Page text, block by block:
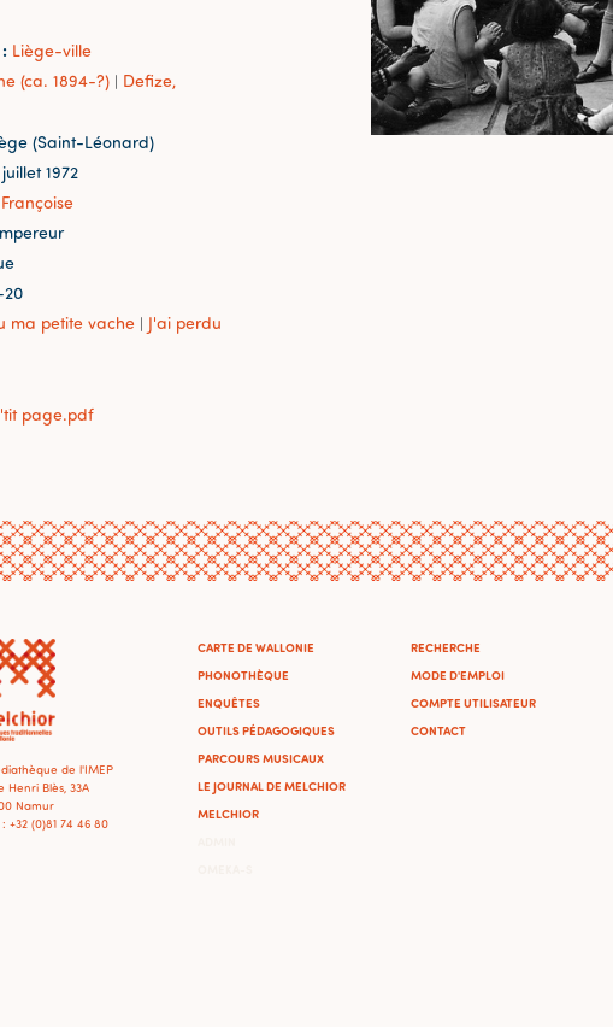
Liège-ville
(ca. 1894-?) | Defize,
(Saint-Léonard)
juillet 1972
20
ma petite vache | J'ai perdu
page.pdf
de l'IMEP
Henri Blès, 33A
Namur
: +32 (0)81 74 46 80
CARTE DE WALLONIE
PHONOTHÈQUE
ENQUÊTES
OUTILS PÉDAGOGIQUES
PARCOURS MUSICAUX
LE JOURNAL DE MELCHIOR
MELCHIOR
RECHERCHE
MODE D'EMPLOI
COMPTE UTILISATEUR
CONTACT